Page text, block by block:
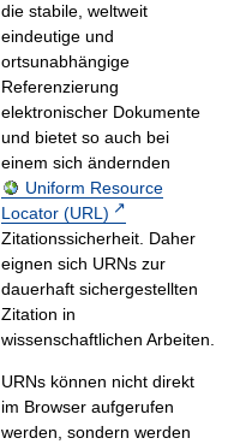
die stabile, weltweit
eindeutige und
ortsunabhängige
Referenzierung
elektronischer Dokumente
und bietet so auch bei
einem sich ändernden
Uniform Resource
Locator (URL)
Zitationssicherheit. Daher
eignen sich URNs zur
dauerhaft sichergestellten
Zitation in
wissenschaftlichen Arbeiten.
URNs können nicht direkt
im Browser aufgerufen
werden, sondern werden